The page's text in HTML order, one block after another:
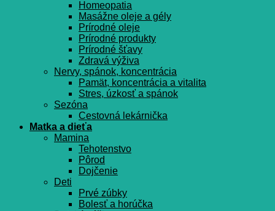
Homeopatia
Masážne oleje a gély
Prírodné oleje
Prírodné produkty
Prírodné šťavy
Zdravá výživa
Nervy, spánok, koncentrácia
Pamät, koncentrácia a vitalita
Stres, úzkosť a spánok
Sezóna
Cestovná lekárnička
Matka a dieťa
Mamina
Tehotenstvo
Pôrod
Dojčenie
Deti
Prvé zúbky
Bolesť a horúčka